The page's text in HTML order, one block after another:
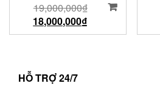
19,000,000₫
18,000,000₫
HỖ TRỢ 24/7